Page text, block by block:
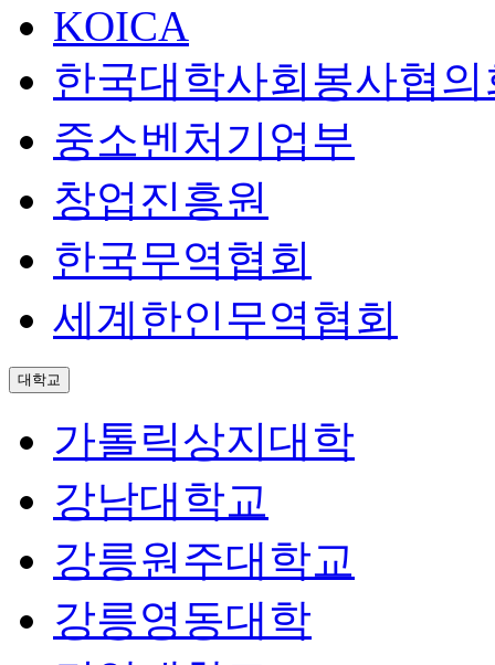
KOICA
한국대학사회봉사협의
중소벤처기업부
창업진흥원
한국무역협회
세계한인무역협회
대학교
가톨릭상지대학
강남대학교
강릉원주대학교
강릉영동대학